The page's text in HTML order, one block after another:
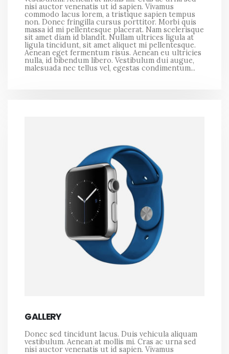
nisi auctor venenatis ut id sapien. Vivamus
commodo lacus lorem, a tristique sapien tempus
non. Donec fringilla cursus porttitor. Morbi quis
massa id mi pellentesque placerat. Nam scelerisque
sit amet diam id blandit. Nullam ultrices ligula at
ligula tincidunt, sit amet aliquet mi pellentesque.
Aenean eget fermentum risus. Aenean eu ultricies
nulla, id bibendum libero. Vestibulum dui augue,
malesuada nec tellus vel, egestas condimentum...
GALLERY
Donec sed tincidunt lacus. Duis vehicula aliquam
vestibulum. Aenean at mollis mi. Cras ac urna sed
nisi auctor venenatis ut id sapien. Vivamus